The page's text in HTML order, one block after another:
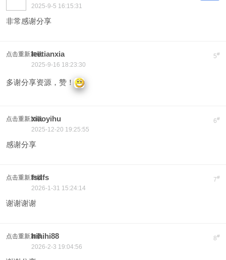
2025-9-5 16:15:31
非常感谢分享
点击重新加载 5#
leetianxia
2025-9-16 18:23:30
多谢分享资源，赞！
点击重新加载 6#
xiaoyihu
2025-12-20 19:25:55
感谢分享
点击重新加载 7#
fsdfs
2026-1-31 15:24:14
谢谢谢谢
点击重新加载 8#
hihihi88
2026-2-3 19:04:56